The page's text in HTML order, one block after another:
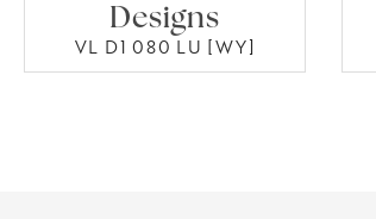
Designs
VL D1 080 LU [WY]